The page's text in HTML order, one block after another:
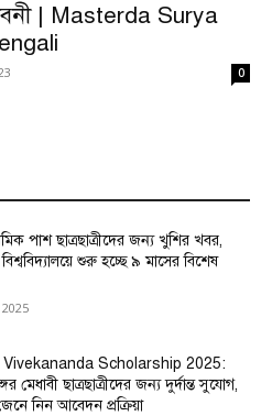
| Masterda Surya
0
পাশ ছাত্রছাত্রীদের জন্য খুশির খবর,
শুরু হচ্ছে ৯ মাসের বিশেষ
Vivekananda Scholarship 2025:
মেধাবী ছাত্রছাত্রীদের জন্য দুর্দান্ত সুযোগ,
নিন আবেদন প্রক্রিয়া